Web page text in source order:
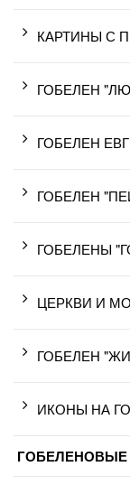
КАРТИНЫ С
ГОБЕЛЕН
ГОБЕЛЕН
ГОБЕЛЕН
ГОБЕЛЕНЫ
ЦЕРКВИ И
ГОБЕЛЕН
ИКОНЫ НА